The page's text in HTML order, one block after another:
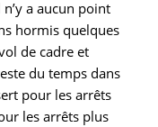
a aucun point
hormis quelques
de cadre et
du temps dans
pour les arrêts
les arrêts plus